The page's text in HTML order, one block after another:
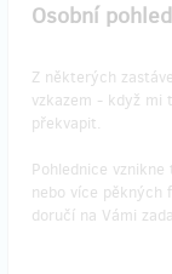
Osobní
Z některých
vzkazem - když mi
překvapit.
Pohlednice
nebo více pěkných
doručí na Vámi